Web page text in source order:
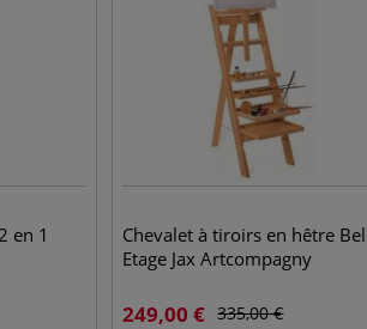
en 1
Chevalet à tiroirs en hêtre Bel
Etage Jax Artcompagny
249,00 € 335,00€